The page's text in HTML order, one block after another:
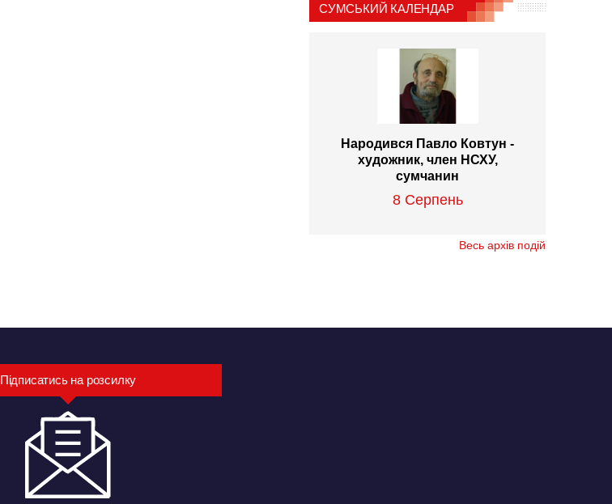
СУМСЬКИЙ КАЛЕНДАР
Народився Павло Ковтун -
художник, член НСХУ,
сумчанин
8 Серпень
Весь архів подій
Підписатись на розсилку